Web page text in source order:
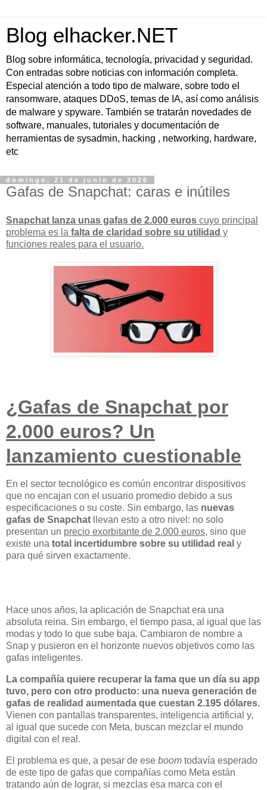
Blog elhacker.NET
Blog sobre informática, tecnología, privacidad y seguridad.
Con entradas sobre noticias con información completa.
Especial atención a todo tipo de malware, sobre todo el
ransomware, ataques DDoS, temas de IA, así como análisis
de malware y spyware. También se tratarán novedades de
software, manuales, tutoriales y documentación de
herramientas de sysadmin, hacking , networking, hardware,
etc
domingo, 21 de junio de 2026
Gafas de Snapchat: caras e inútiles
Snapchat lanza unas gafas de 2.000 euros cuyo principal
problema es la falta de claridad sobre su utilidad y
funciones reales para el usuario.
¿Gafas de Snapchat por
2.000 euros? Un
lanzamiento cuestionable
En el sector tecnológico es común encontrar dispositivos
que no encajan con el usuario promedio debido a sus
especificaciones o su coste. Sin embargo, las nuevas
gafas de Snapchat llevan esto a otro nivel: no solo
presentan un precio exorbitante de 2.000 euros, sino que
existe una total incertidumbre sobre su utilidad real y
para qué sirven exactamente.
Hace unos años, la aplicación de Snapchat era una
absoluta reina. Sin embargo, el tiempo pasa, al igual que las
modas y todo lo que sube baja. Cambiaron de nombre a
Snap y pusieron en el horizonte nuevos objetivos como las
gafas inteligentes.
La compañía quiere recuperar la fama que un día su app
tuvo, pero con otro producto: una nueva generación de
gafas de realidad aumentada que cuestan 2.195 dólares.
Vienen con pantallas transparentes, inteligencia artificial y,
al igual que sucede con Meta, buscan mezclar el mundo
digital con el real.
El problema es que, a pesar de ese boom todavía esperado
de este tipo de gafas que compañías como Meta están
tratando aún de lograr, si mezclas esa marca con el